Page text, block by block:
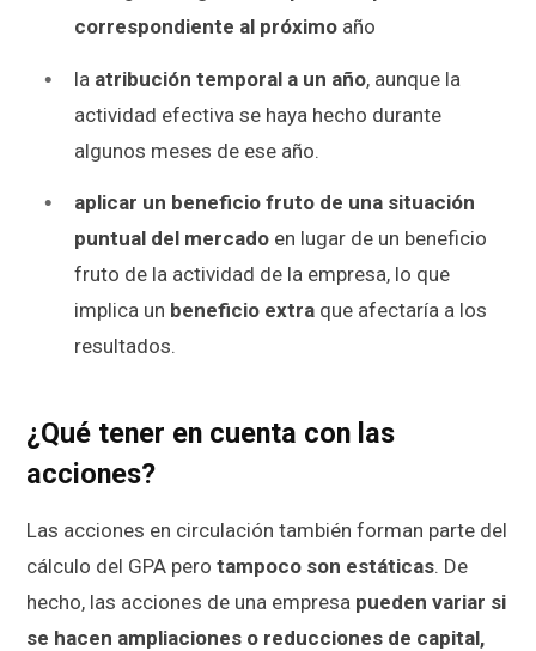
correspondiente al próximo año
la atribución temporal a un año, aunque la
actividad efectiva se haya hecho durante
algunos meses de ese año.
aplicar un beneficio fruto de una situación
puntual del mercado en lugar de un beneficio
fruto de la actividad de la empresa, lo que
implica un beneficio extra que afectaría a los
resultados.
¿Qué tener en cuenta con las
acciones?
Las acciones en circulación también forman parte del
cálculo del GPA pero tampoco son estáticas. De
hecho, las acciones de una empresa pueden variar si
se hacen ampliaciones o reducciones de capital,